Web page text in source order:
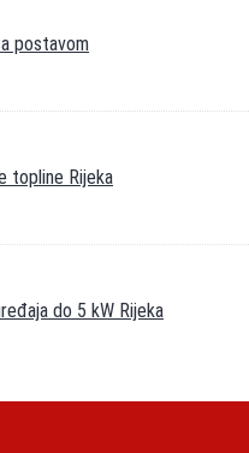
postavom
topline Rijeka
do 5 kW Rijeka